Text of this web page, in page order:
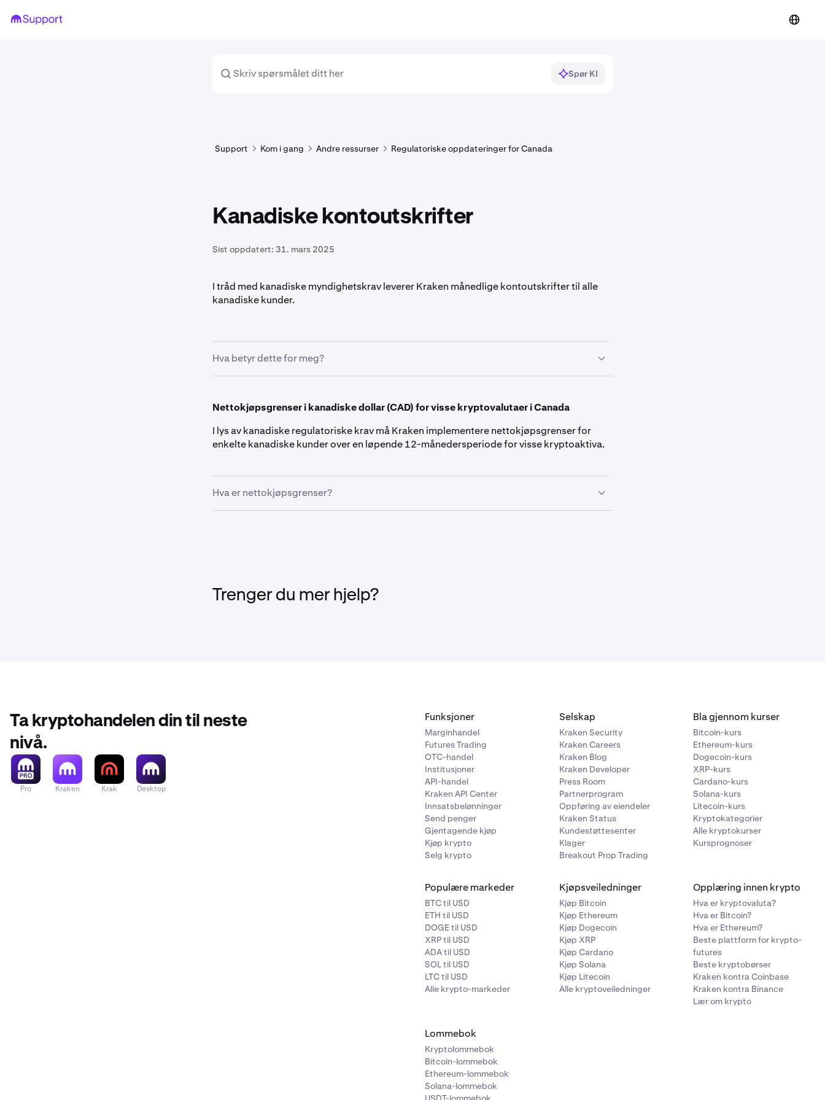
Spør KI
Support Kom i gang Andre ressurser Regulatoriske oppdateringer for Canada
Kanadiske kontoutskrifter
Sist oppdatert: 31. mars 2025
I tråd med kanadiske myndighetskrav leverer Kraken månedlige kontoutskrifter til alle
kanadiske kunder.
Hva betyr dette for meg?
opplysninger om aktiviteten på Kraken-kontoen den foregående måneden. Disse
kontoutskriftene er tilgjengelige direkte via kontoen din og bidrar til å sikre en oversiktlig
og konsekvent bokføring.
Nettokjøpsgrenser i kanadiske dollar (CAD) for visse kryptovalutaer i Canada
I lys av kanadiske regulatoriske krav må Kraken implementere nettokjøpsgrenser for
enkelte kanadiske kunder over en løpende 12-månedersperiode for visse kryptoaktiva.
Hva er nettokjøpsgrenser?
•
Alle andre kunder vil være begrenset til et nettokjøpsbeløp på 30 000 CAD i løpet av
Litecoin (LTC).
Trenger du mer hjelp?
Ta kryptohandelen din til neste
nivå.
Pro Kraken Krak Desktop
Funksjoner
Marginhandel
Futures Trading
OTC-handel
Institusjoner
API-handel
Kraken API Center
Innsatsbelønninger
Send penger
Gjentagende kjøp
Kjøp krypto
Selg krypto
Selskap
Kraken Security
Kraken Careers
Kraken Blog
Kraken Developer
Press Room
Partnerprogram
Oppføring av eiendeler
Kraken Status
Kundestøttesenter
Klager
Breakout Prop Trading
Bla gjennom kurser
Bitcoin-kurs
Ethereum-kurs
Dogecoin-kurs
XRP-kurs
Cardano-kurs
Solana-kurs
Litecoin-kurs
Kryptokategorier
Alle kryptokurser
Kursprognoser
Populære markeder
BTC til USD
ETH til USD
DOGE til USD
XRP til USD
ADA til USD
SOL til USD
LTC til USD
Alle krypto-markeder
Kjøpsveiledninger
Kjøp Bitcoin
Kjøp Ethereum
Kjøp Dogecoin
Kjøp XRP
Kjøp Cardano
Kjøp Solana
Kjøp Litecoin
Alle kryptoveiledninger
Opplæring innen krypto
Hva er kryptovaluta?
Hva er Bitcoin?
Hva er Ethereum?
Beste plattform for krypto-
futures
Beste kryptobørser
Kraken kontra Coinbase
Kraken kontra Binance
Lær om krypto
Lommebok
Kryptolommebok
Bitcoin-lommebok
Ethereum-lommebok
Solana-lommebok